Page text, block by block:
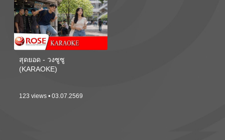
สุดยอด - วงซูซู
(KARAOKE)
123 views • 03.07.2569